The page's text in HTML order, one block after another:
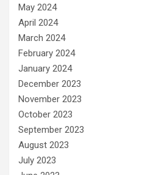
May 2024
April 2024
March 2024
February 2024
January 2024
December 2023
November 2023
October 2023
September 2023
August 2023
July 2023